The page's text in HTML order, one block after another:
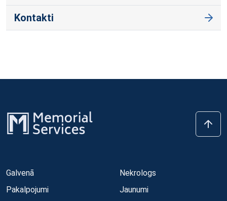
Kontakti
Galvenā
Pakalpojumi
Nekrologs
Jaunumi